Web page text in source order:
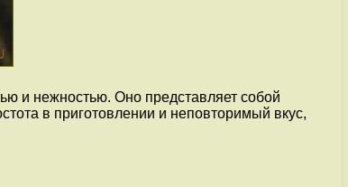
и нежностью. Оно представляет собой
в приготовлении и неповторимый вкус,